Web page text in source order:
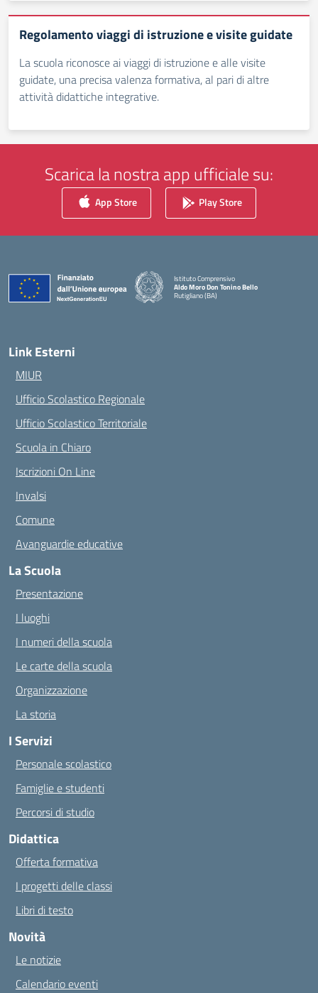
Regolamento viaggi di istruzione e visite guidate
La scuola riconosce ai viaggi di istruzione e alle visite
guidate, una precisa valenza formativa, al pari di altre
attività didattiche integrative.
Scarica la nostra app ufficiale su:
App Store Play Store
Istituto Comprensivo
Aldo Moro Don Tonino Bello
Rutigliano (BA)
— Visita la pagina iniziale della scuola
Link Esterni
MIUR
Ufficio Scolastico Regionale
Ufficio Scolastico Territoriale
Scuola in Chiaro
Iscrizioni On Line
Invalsi
Comune
Avanguardie educative
La Scuola
Presentazione
I luoghi
I numeri della scuola
Le carte della scuola
Organizzazione
La storia
I Servizi
Personale scolastico
Famiglie e studenti
Percorsi di studio
Didattica
Offerta formativa
I progetti delle classi
Libri di testo
Novità
Le notizie
Calendario eventi